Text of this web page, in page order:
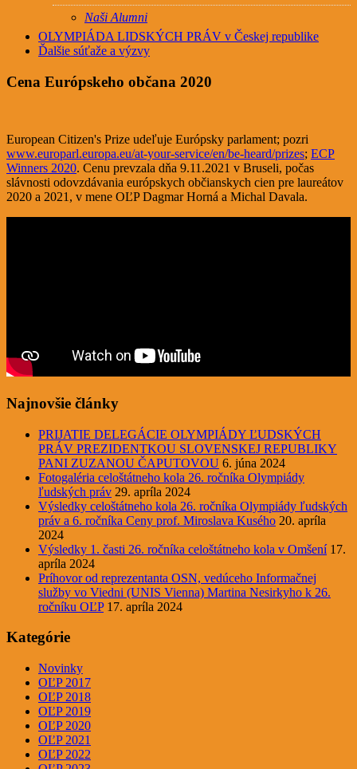
Naši Alumni
OLYMPIÁDA LIDSKÝCH PRÁV v Českej republike
Ďalšie súťaže a výzvy
Cena Európskeho občana 2020
European Citizen's Prize udeľuje Európsky parlament; pozri
www.europarl.europa.eu/at-your-service/en/be-heard/prizes; ECP
Winners 2020. Cenu prevzala dňa 9.11.2021 v Bruseli, počas
slávnosti odovzdávania európskych občianskych cien pre laureátov
2020 a 2021, v mene OĽP Dagmar Horná a Michal Davala.
Najnovšie články
PRIJATIE DELEGÁCIE OLYMPIÁDY ĽUDSKÝCH
PRÁV PREZIDENTKOU SLOVENSKEJ REPUBLIKY
PANI ZUZANOU ČAPUTOVOU 6. júna 2024
Fotogaléria celoštátneho kola 26. ročníka Olympiády
ľudských práv 29. apríla 2024
Výsledky celoštátneho kola 26. ročníka Olympiády ľudských
práv a 6. ročníka Ceny prof. Miroslava Kusého 20. apríla
2024
Výsledky 1. časti 26. ročníka celoštátneho kola v Omšení 17.
apríla 2024
Príhovor od reprezentanta OSN, vedúceho Informačnej
služby vo Viedni (UNIS Vienna) Martina Nesirkyho k 26.
ročníku OĽP 17. apríla 2024
Kategórie
Novinky
OĽP 2017
OĽP 2018
OĽP 2019
OĽP 2020
OĽP 2021
OĽP 2022